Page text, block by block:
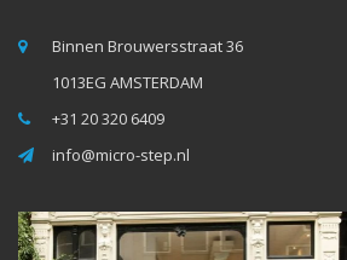
Binnen Brouwersstraat 36
1013EG AMSTERDAM
+31 20 320 6409
info@micro-step.nl